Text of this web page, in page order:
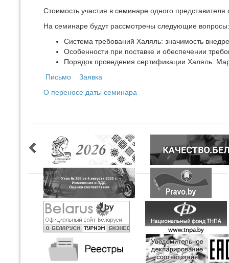
Стоимость участия в семинаре одного
На семинаре будут рассмотрены следующие вопросы:
Cистема требований Халяль: значимость
Особенности при поставке и обеспечении
Порядок проведения сертификации Халяль.
Письмо
Заявка
О переносе даты семинара